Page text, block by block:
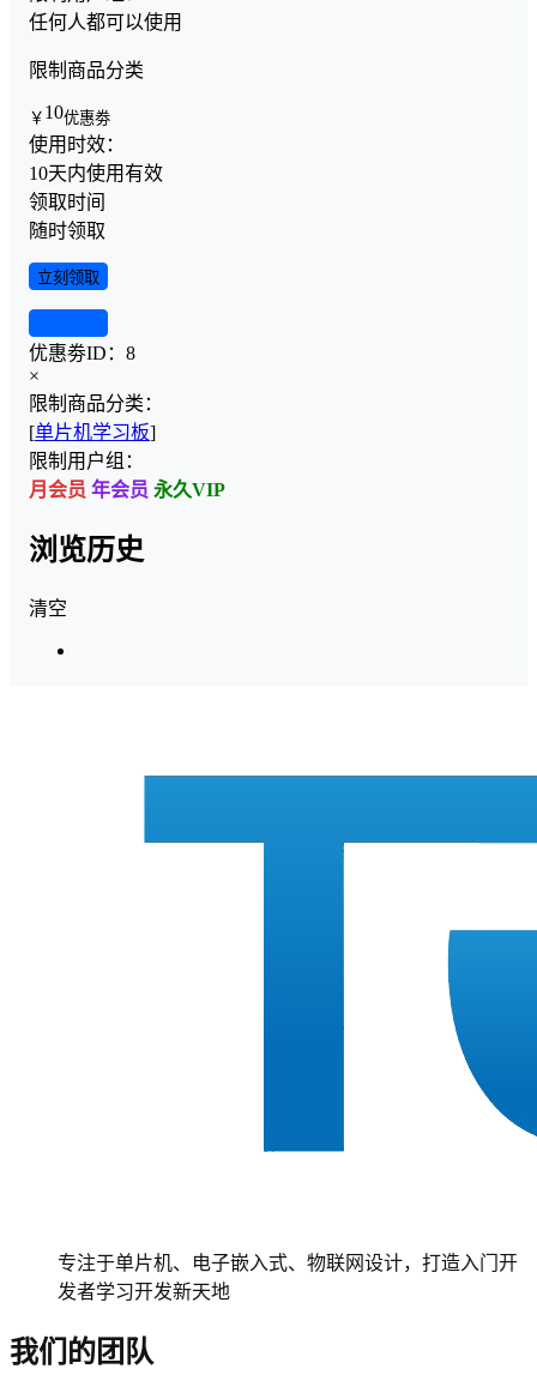
任何人都可以使用
限制商品分类
￥ 10优惠劵
使用时效：
10天内使用有效
领取时间
随时领取
立刻领取
优惠劵ID： 8
×
限制商品分类：
[单片机学习板]
限制用户组：
月会员 年会员 永久VIP
浏览历史
清空
专注于单片机、电子嵌入式、物联网设计，打造入门开
发者学习开发新天地
我们的团队